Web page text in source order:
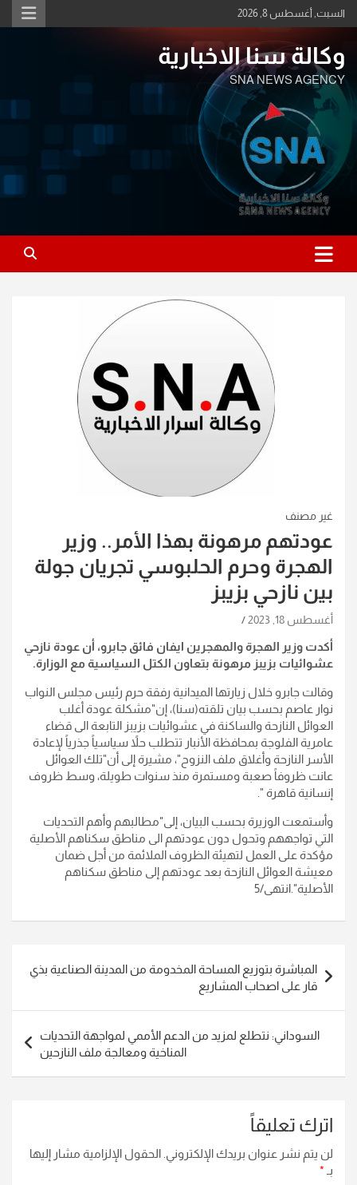
Skip
to
السبت, أغسطس 8, 2026
وكالة سنا الاخبارية
SNA NEWS AGENCY
غير مصنف
عودتهم مرهونة بهذا الأمر.. وزير
الهجرة وحرم الحلبوسي تجريان جولة
بين نازحي بزيبز
أغسطس 18, 2023
أكدت وزير الهجرة والمهجرين ايفان فائق جابرو، أن عودة نازحي
عشوائيات بزيبز مرهونة بتعاون الكتل السياسية مع الوزارة.
وقالت جابرو خلال زيارتها الميدانية رفقة حرم رئيس مجلس النواب
نوار عاصم بحسب بيان تلقته(سنا)، إن"مشكلة عودة أغلب
العوائل النازحة والساكنة في عشوائيات بزيبز التابعة الى قضاء
عامرية الفلوجة بمحافظة الأنبار تتطلب حلاً سياسياً جذرياً لإعادة
الأسر النازحة وأغلاق ملف النزوح"، مشيرة إلى أن"تلك العوائل
عانت ظروفاً صعبة ومستمرة منذ سنوات طويلة، وسط ظروف
إنسانية قاهرة ".
وأستمعت الوزيرة بحسب البيان، إلى"مطالبهم وأهم التحديات
التي تواجههم وتحول دون عودتهم الى مناطق سكناهم الأصلية
مؤكدة على العمل لتهيئة الظروف الملائمة من أجل ضمان
معيشة العوائل النازحة بعد عودتهم إلى مناطق سكناهم
الأصلية".انتهى/5
المقالات
المباشرة بتوزيع المساحة المخدومة من المدينة الصناعية بذي
قار على اصحاب المشاريع
السوداني: نتطلع لمزيد من الدعم الأممي لمواجهة التحديات
المناخية ومعالجة ملف النازحين
اترك تعليقاً
لن يتم نشر عنوان بريدك الإلكتروني. الحقول الإلزامية مشار إليها
بـ *